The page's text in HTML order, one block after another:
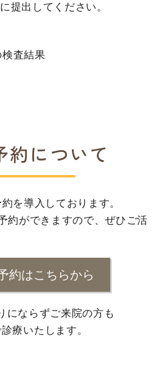
提出してください。
査結果
約について
を導入しております。
約ができますので、ぜひご活
約はこちらから
にならずご来院の方も
療いたします。